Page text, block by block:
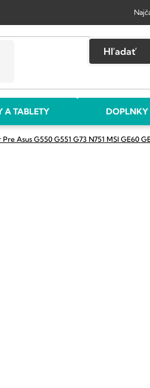
Hľadať
A TABLETY DOPLNKY
Asus G550 G551 G73 N751 MSI GE60